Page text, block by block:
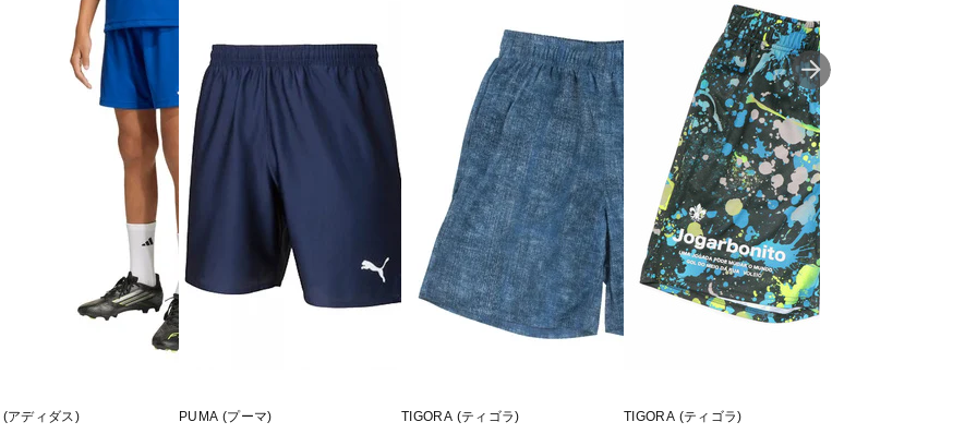
アディダス) PUMA (プーマ) TIGORA (ティゴラ) TIGORA (ティゴラ)